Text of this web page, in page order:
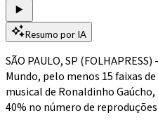
Resumo por IA
SÃO PAULO, SP
Mundo, pelo menos 15 faixas
musical de Ronaldinho
40% no número de